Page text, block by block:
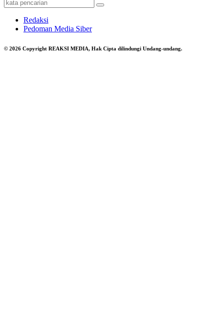
Redaksi
Pedoman Media Siber
© 2026 Copyright REAKSI MEDIA, Hak Cipta dilindungi Undang-undang.